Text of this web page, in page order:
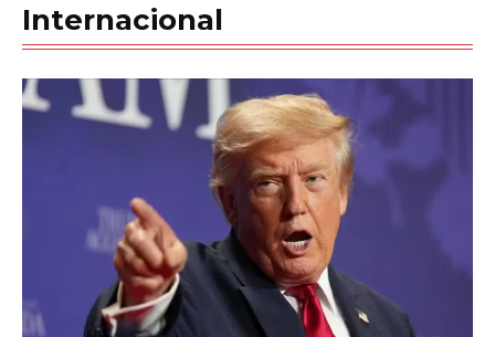
Internacional